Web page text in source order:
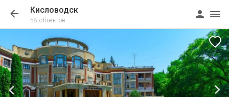
Кисловодск
58 объектов